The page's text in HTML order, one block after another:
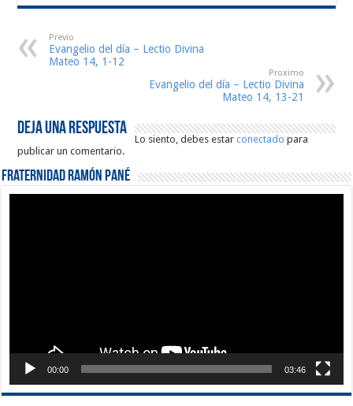
Previo
Evangelio del día – Lectio Divina
Mateo 14, 1-12
Proximo
Evangelio del día – Lectio Divina
Mateo 14, 13-21
Deja una respuesta
Lo siento, debes estarconectado para
publicar un comentario.
Fraternidad Ramón Pané
00:00 03:46